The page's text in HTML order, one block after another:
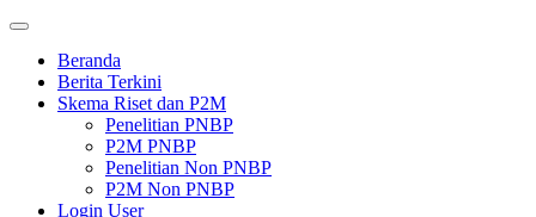
Beranda
Berita Terkini
Skema Riset dan P2M
Penelitian PNBP
P2M PNBP
Penelitian Non PNBP
P2M Non PNBP
Login User